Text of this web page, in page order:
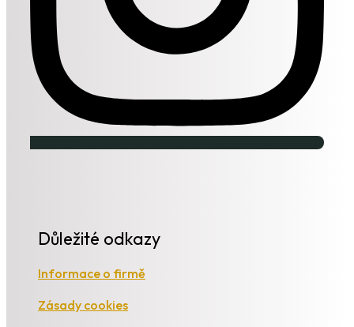
Důležité odkazy
Informace o firmě
Zásady cookies